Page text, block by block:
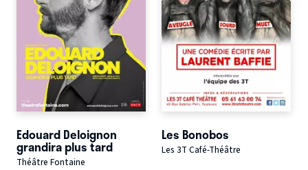
Edouard Deloignon
grandira plus tard
Théâtre Fontaine
Les Bonobos
Les 3T Café-Théâtre